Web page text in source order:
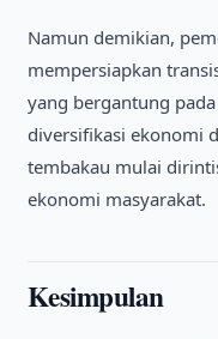
Namun demikian,
mempersiapkan
yang bergantung
diversifikasi ekonomi
tembakau mulai
ekonomi masyarakat.
Kesimpulan